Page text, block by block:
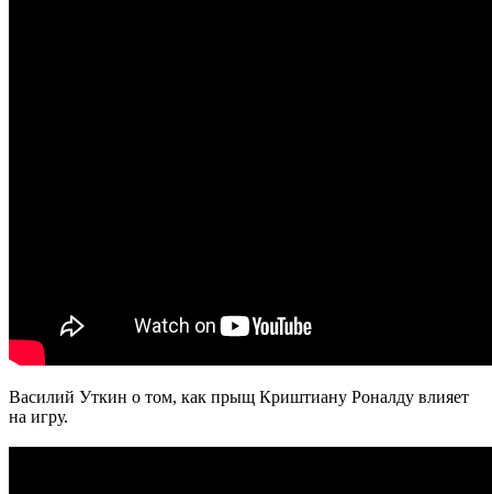
Василий Уткин о том, как прыщ Криштиану Роналду влияет
на игру.